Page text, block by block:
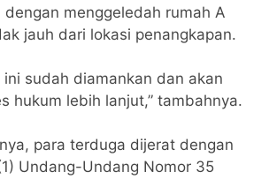
dengan menggeledah rumah A
jauh dari lokasi penangkapan.
ini sudah diamankan dan akan
hukum lebih lanjut,” tambahnya.
para terduga dijerat dengan
Undang-Undang Nomor 35